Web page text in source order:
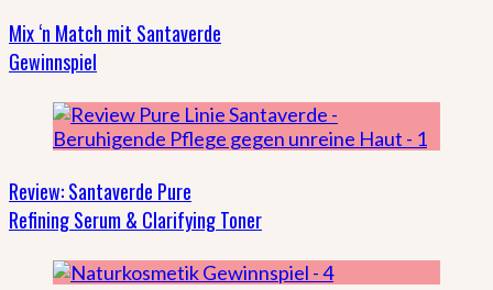
Mix ‘n Match mit Santaverde
Gewinnspiel
Review: Santaverde Pure
Refining Serum & Clarifying Toner